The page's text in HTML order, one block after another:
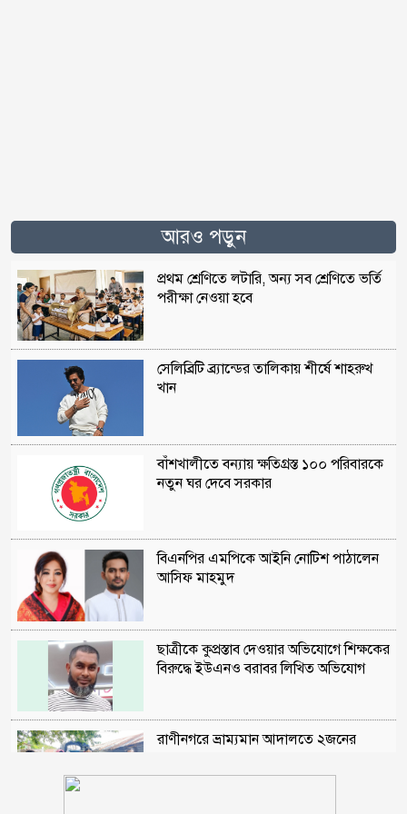
আরও পড়ুন
প্রথম শ্রেণিতে লটারি, অন্য সব শ্রেণিতে ভর্তি
পরীক্ষা নেওয়া হবে
সেলিব্রিটি ব্র্যান্ডের তালিকায় শীর্ষে শাহরুখ
খান
বাঁশখালীতে বন্যায় ক্ষতিগ্রস্ত ১০০ পরিবারকে
নতুন ঘর দেবে সরকার
বিএনপির এমপিকে আইনি নোটিশ পাঠালেন
আসিফ মাহমুদ
ছাত্রীকে কুপ্রস্তাব দেওয়ার অভিযোগে শিক্ষকের
বিরুদ্ধে ইউএনও বরাবর লিখিত অভিযোগ
রাণীনগরে ভ্রাম্যমান আদালতে ২জনের